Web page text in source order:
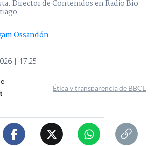
Director de Contenidos en Radio Bío
Ossandón
| 17:25
Ética y transparencia de BBCL